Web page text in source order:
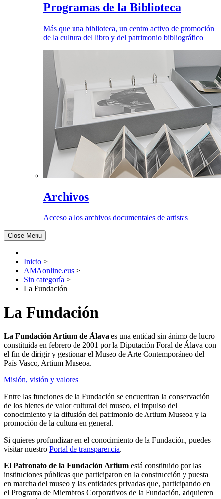
Programas de la Biblioteca
Más que una biblioteca, un centro activo de promoción
de la cultura del libro y del patrimonio bibliográfico
Archivos
Acceso a los archivos documentales de artistas
Close Menu
Inicio >
AMAonline.eus >
Sin categoría >
La Fundación
La Fundación
La Fundación Artium de Álava es una entidad sin ánimo de lucro
constituida en febrero de 2001 por la Diputación Foral de Álava con
el fin de dirigir y gestionar el Museo de Arte Contemporáneo del
País Vasco, Artium Museoa.
Misión, visión y valores
Entre las funciones de la Fundación se encuentran la conservación
de los bienes de valor cultural del museo, el impulso del
conocimiento y la difusión del patrimonio de Artium Museoa y la
promoción de la cultura en general.
Si quieres profundizar en el conocimiento de la Fundación, puedes
visitar nuestro Portal de transparencia.
El Patronato de la Fundación Artium está constituido por las
instituciones públicas que participaron en la construcción y puesta
en marcha del museo y las entidades privadas que, participando en
el Programa de Miembros Corporativos de la Fundación, adquieren